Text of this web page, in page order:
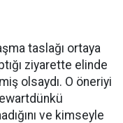
taslağı ortaya
ziyarette elinde
olsaydı. O öneriyi
ve kimseyle